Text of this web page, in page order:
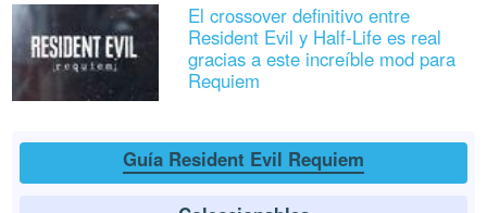
El crossover definitivo entre
Resident Evil y Half-Life es real
gracias a este increíble mod para
Requiem
Guía Resident Evil Requiem